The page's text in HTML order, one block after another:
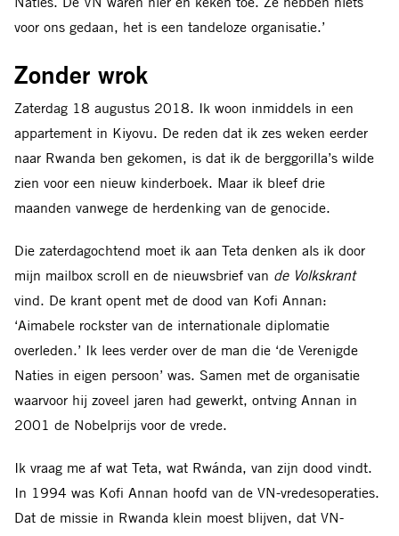
voor ons gedaan, het is een tandeloze organisatie.’
Zonder wrok
Zaterdag 18 augustus 2018. Ik woon inmiddels in een
appartement in Kiyovu. De reden dat ik zes weken eerder
naar Rwanda ben gekomen, is dat ik de berggorilla’s wilde
zien voor een nieuw kinderboek. Maar ik bleef drie
maanden vanwege de herdenking van de genocide.
Die zaterdagochtend moet ik aan Teta denken als ik door
mijn mailbox scroll en de nieuwsbrief van de Volkskrant
vind. De krant opent met de dood van Kofi Annan:
‘Aimabele rockster van de internationale diplomatie
overleden.’ Ik lees verder over de man die ‘de Verenigde
Naties in eigen persoon’ was. Samen met de organisatie
waarvoor hij zoveel jaren had gewerkt, ontving Annan in
2001 de Nobelprijs voor de vrede.
Ik vraag me af wat Teta, wat Rwánda, van zijn dood vindt.
In 1994 was Kofi Annan hoofd van de VN-vredesoperaties.
Dat de missie in Rwanda klein moest blijven, dat VN-